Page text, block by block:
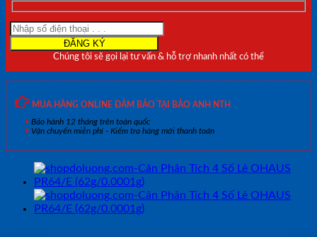
Chúng tôi sẽ gọi lại tư vấn & hỗ trợ nhanh nhất có thể
MUA HÀNG ONLINE ĐẢM BẢO TẠI BẢO ANH NTH
Bảo hành 12 tháng trên toàn quốc
Vận chuyển miễn phí - Kiểm tra hàng mới thanh toán